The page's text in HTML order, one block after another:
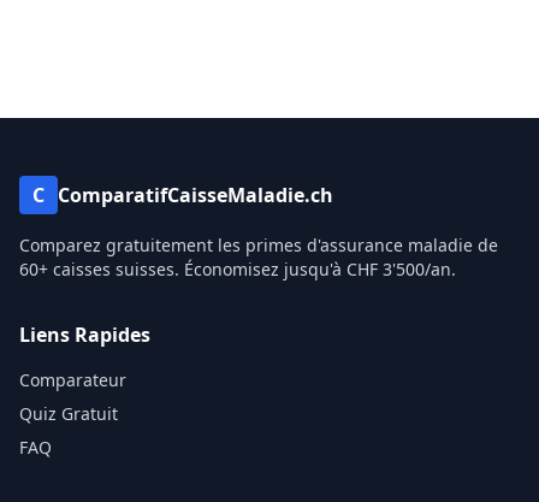
C ComparatifCaisseMaladie.ch
Comparez gratuitement les primes d'assurance maladie de
60+ caisses suisses. Économisez jusqu'à CHF 3'500/an.
Liens Rapides
Comparateur
Quiz Gratuit
FAQ